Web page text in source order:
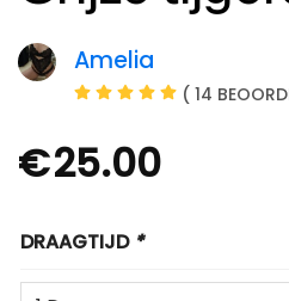
Amelia
( 14
€25.00
DRAAGTIJD *